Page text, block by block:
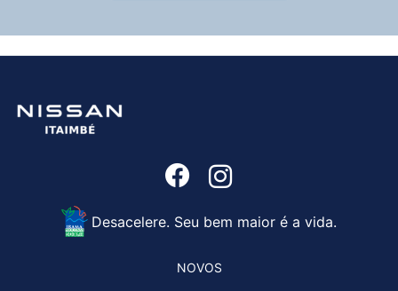
Desacelere. Seu bem maior é a vida.
NOVOS